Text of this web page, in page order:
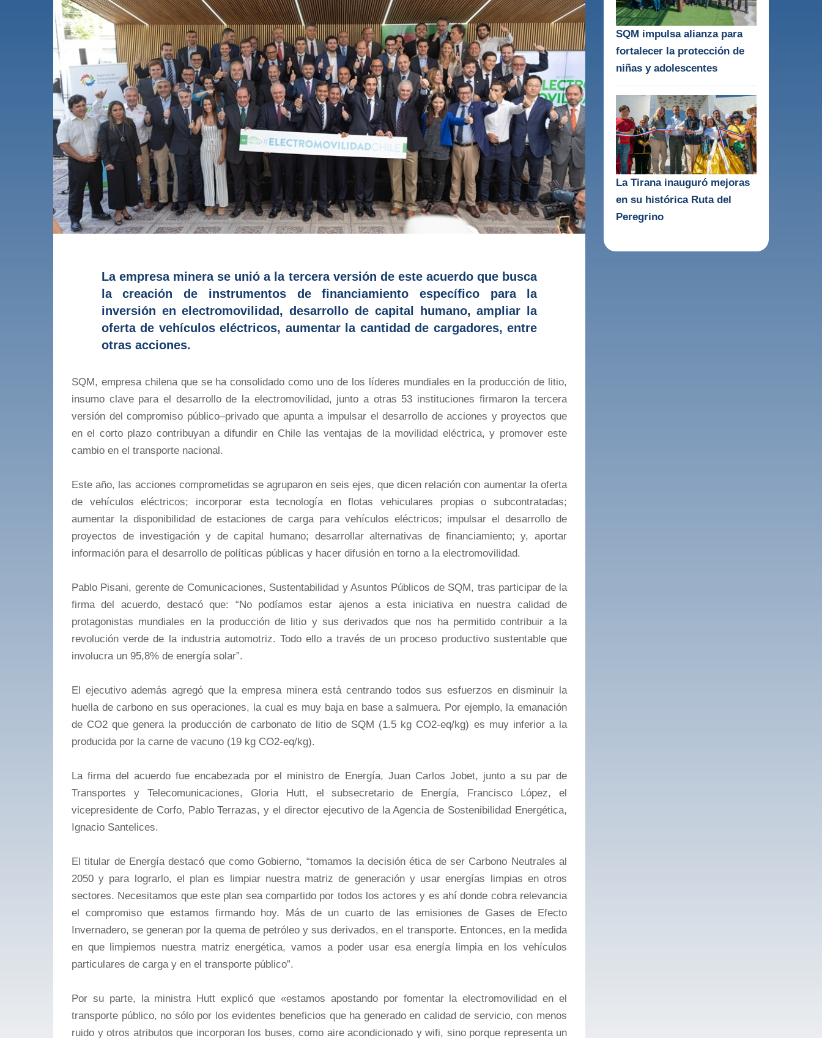
La empresa minera se unió a la tercera versión de este acuerdo que busca
la creación de instrumentos de financiamiento específico para la
inversión en electromovilidad, desarrollo de capital humano, ampliar la
oferta de vehículos eléctricos, aumentar la cantidad de cargadores, entre
otras acciones.
SQM, empresa chilena que se ha consolidado como uno de los líderes mundiales en la producción de litio,
insumo clave para el desarrollo de la electromovilidad, junto a otras 53 instituciones firmaron la tercera
versión del compromiso público–privado que apunta a impulsar el desarrollo de acciones y proyectos que
en el corto plazo contribuyan a difundir en Chile las ventajas de la movilidad eléctrica, y promover este
cambio en el transporte nacional.
Este año, las acciones comprometidas se agruparon en seis ejes, que dicen relación con aumentar la oferta
de vehículos eléctricos; incorporar esta tecnología en flotas vehiculares propias o subcontratadas;
aumentar la disponibilidad de estaciones de carga para vehículos eléctricos; impulsar el desarrollo de
proyectos de investigación y de capital humano; desarrollar alternativas de financiamiento; y, aportar
información para el desarrollo de políticas públicas y hacer difusión en torno a la electromovilidad.
Pablo Pisani, gerente de Comunicaciones, Sustentabilidad y Asuntos Públicos de SQM, tras participar de la
firma del acuerdo, destacó que: “No podíamos estar ajenos a esta iniciativa en nuestra calidad de
protagonistas mundiales en la producción de litio y sus derivados que nos ha permitido contribuir a la
revolución verde de la industria automotriz. Todo ello a través de un proceso productivo sustentable que
involucra un 95,8% de energía solar”.
El ejecutivo además agregó que la empresa minera está centrando todos sus esfuerzos en disminuir la
huella de carbono en sus operaciones, la cual es muy baja en base a salmuera. Por ejemplo, la emanación
de CO2 que genera la producción de carbonato de litio de SQM (1.5 kg CO2-eq/kg) es muy inferior a la
producida por la carne de vacuno (19 kg CO2-eq/kg).
La firma del acuerdo fue encabezada por el ministro de Energía, Juan Carlos Jobet, junto a su par de
Transportes y Telecomunicaciones, Gloria Hutt, el subsecretario de Energía, Francisco López, el
vicepresidente de Corfo, Pablo Terrazas, y el director ejecutivo de la Agencia de Sostenibilidad Energética,
Ignacio Santelices.
El titular de Energía destacó que como Gobierno, “tomamos la decisión ética de ser Carbono Neutrales al
2050 y para lograrlo, el plan es limpiar nuestra matriz de generación y usar energías limpias en otros
sectores. Necesitamos que este plan sea compartido por todos los actores y es ahí donde cobra relevancia
el compromiso que estamos firmando hoy. Más de un cuarto de las emisiones de Gases de Efecto
Invernadero, se generan por la quema de petróleo y sus derivados, en el transporte. Entonces, en la medida
en que limpiemos nuestra matriz energética, vamos a poder usar esa energía limpia en los vehículos
particulares de carga y en el transporte público”.
Por su parte, la ministra Hutt explicó que «estamos apostando por fomentar la electromovilidad en el
transporte público, no sólo por los evidentes beneficios que ha generado en calidad de servicio, con menos
ruido y otros atributos que incorporan los buses, como aire acondicionado y wifi, sino porque representa un
SQM impulsa alianza para
fortalecer la protección de
niñas y adolescentes
La Tirana inauguró mejoras
en su histórica Ruta del
Peregrino